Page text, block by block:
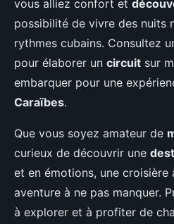
vous alliez confort et
possibilité de vivre des nuits
rythmes cubains. Consultez
pour élaborer un circuit sur
embarquer pour une
Caraïbes.
Que vous soyez amateur de
curieux de découvrir une
et en émotions, une croisière
aventure à ne pas manquer.
à explorer et à profiter de